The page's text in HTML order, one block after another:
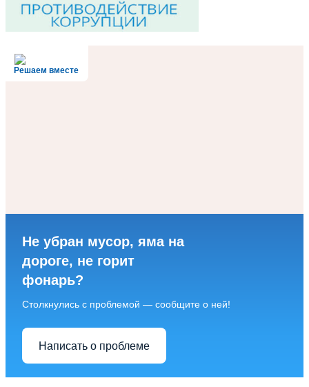
Решаем вместе
Не убран мусор, яма на
дороге, не горит
фонарь?
Столкнулись с проблемой — сообщите о ней!
Написать о проблеме